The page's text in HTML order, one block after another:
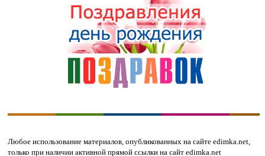
Любое использование материалов, опубликованных на сайте edimka.net,
только при наличии активной прямой ссылки на сайт edimka.net